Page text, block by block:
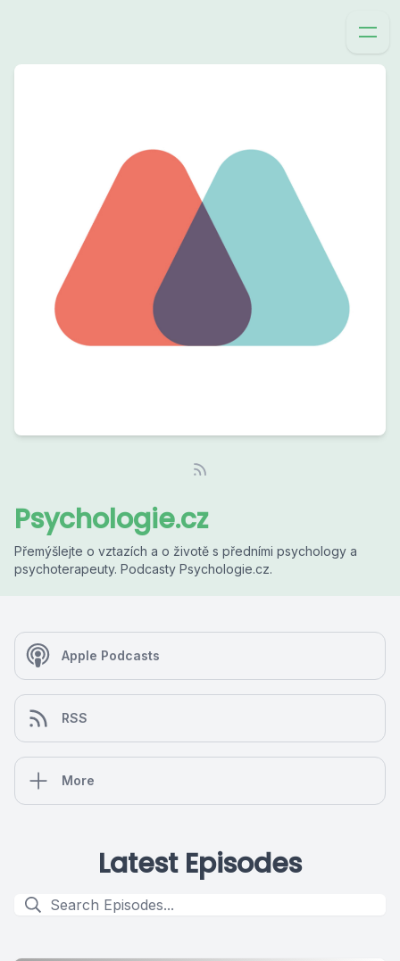
Psychologie.cz
Přemýšlejte o vztazích a o životě s předními psychology a
psychoterapeuty. Podcasty Psychologie.cz.
Apple Podcasts
RSS
More
Latest Episodes